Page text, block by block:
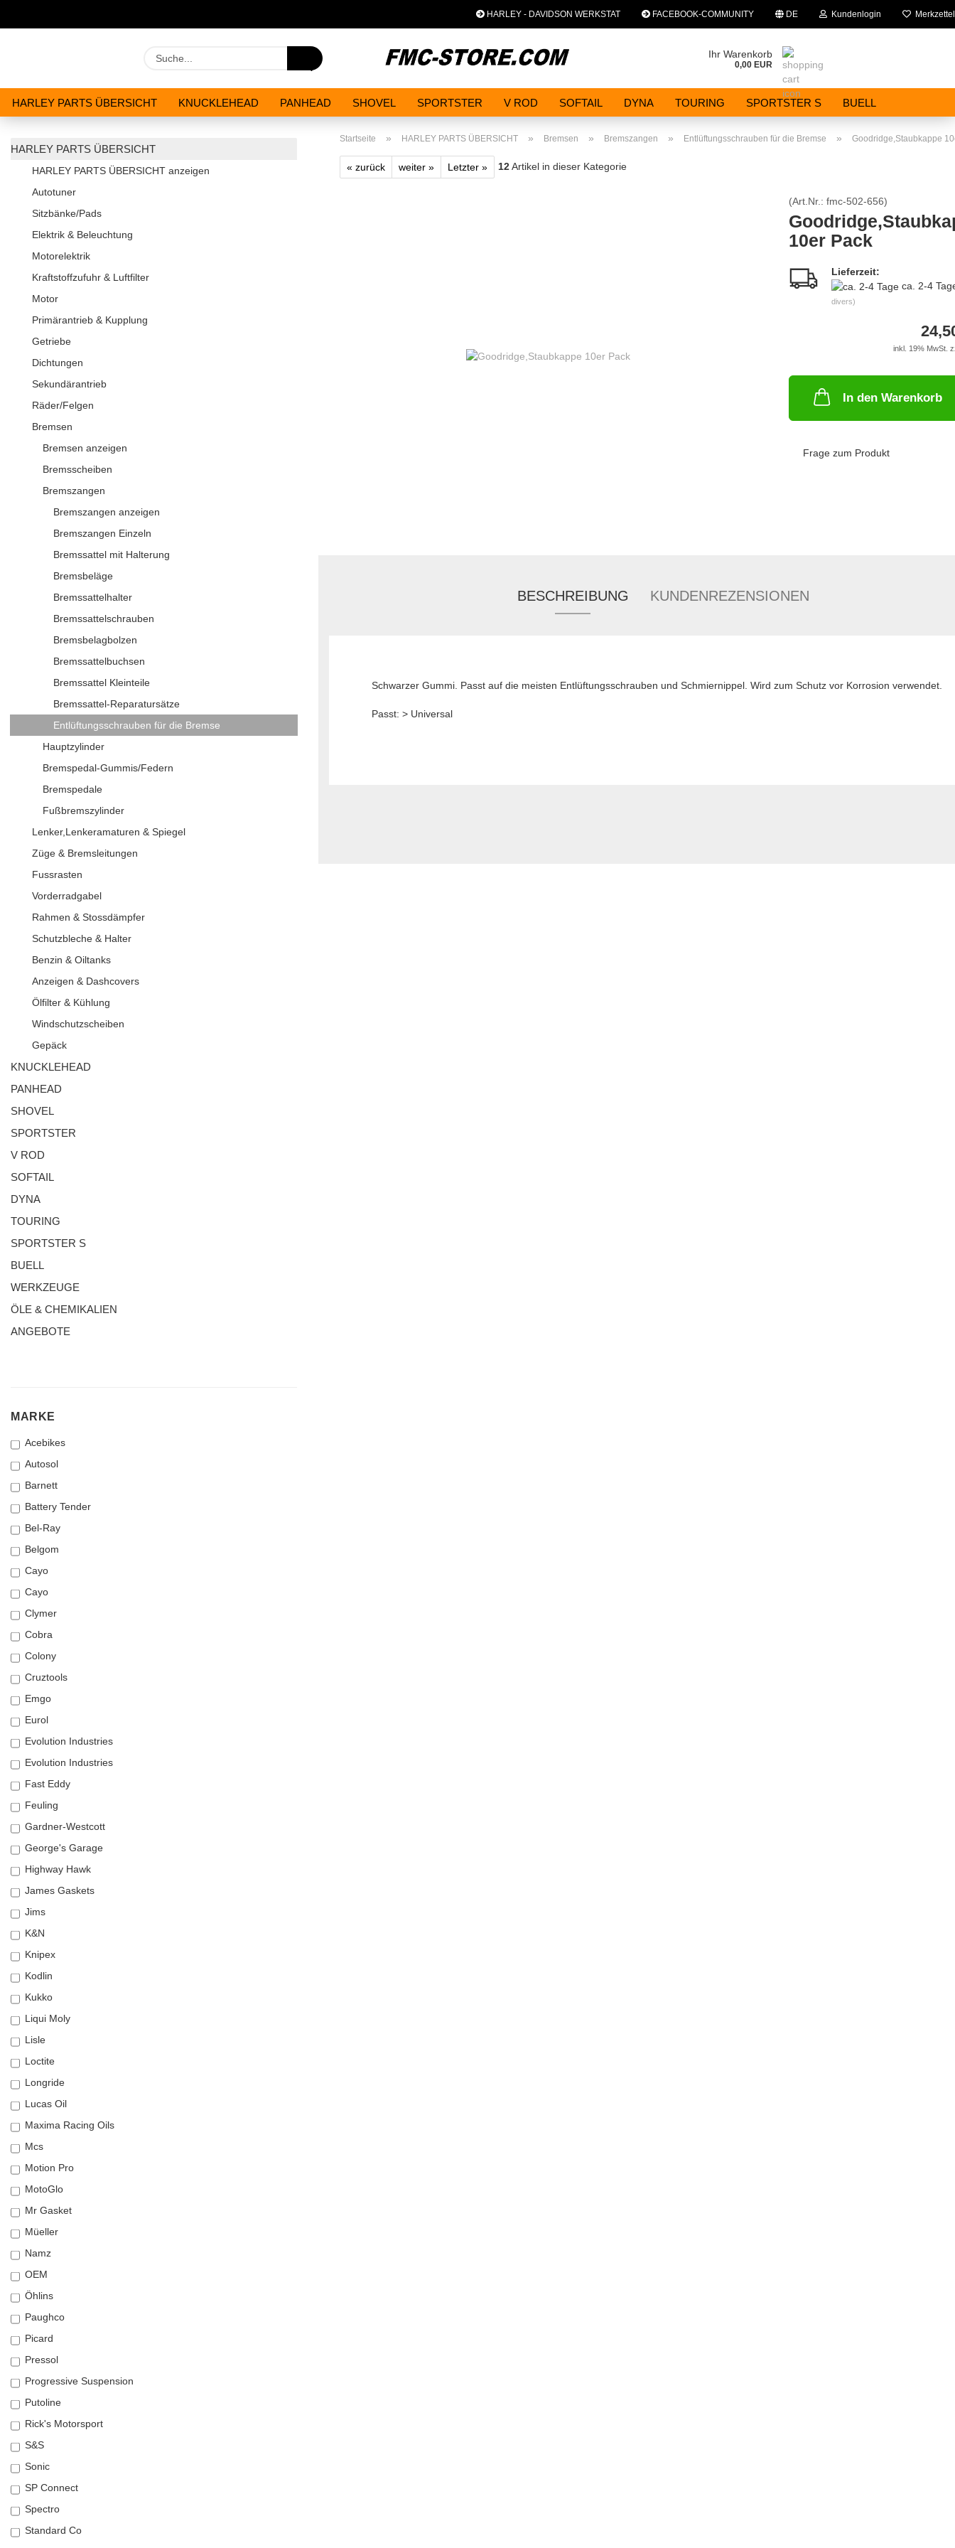
HARLEY - DAVIDSON WERKSTAT FACEBOOK-COMMUNITY DE Kundenlogin Merkzettel
Suche... Ihr Warenkorb
0,00 EUR
HARLEY PARTS ÜBERSICHT KNUCKLEHEAD PANHEAD SHOVEL SPORTSTER V ROD SOFTAIL DYNA TOURING SPORTSTER S BUELL
Startseite » HARLEY PARTS ÜBERSICHT » Bremsen » Bremszangen » Entlüftungsschrauben für die Bremse » Goodridge,Staubkappe
« zurück weiter » Letzter » 12Artikel in dieser Kategorie
(Art.Nr.: fmc-502-656)
10er Pack
Lieferzeit:
ca. 2-4
divers)
inkl. 19% MwSt.
In den Warenkorb
Frage zum Produkt
BESCHREIBUNG KUNDENREZENSIONEN
Schwarzer Gummi. Passt auf die meisten Entlüftungsschrauben und Schmiernippel. Wird zum Schutz vor Korrosion verwendet.
Passt: > Universal
HARLEY PARTS ÜBERSICHT
HARLEY PARTS ÜBERSICHT anzeigen
Autotuner
Sitzbänke/Pads
Elektrik & Beleuchtung
Motorelektrik
Kraftstoffzufuhr & Luftfilter
Motor
Primärantrieb & Kupplung
Getriebe
Dichtungen
Sekundärantrieb
Räder/Felgen
Bremsen
Bremsen anzeigen
Bremsscheiben
Bremszangen
Bremszangen anzeigen
Bremszangen Einzeln
Bremssattel mit Halterung
Bremsbeläge
Bremssattelhalter
Bremssattelschrauben
Bremsbelagbolzen
Bremssattelbuchsen
Bremssattel Kleinteile
Bremssattel-Reparatursätze
Entlüftungsschrauben für die Bremse
Hauptzylinder
Bremspedal-Gummis/Federn
Bremspedale
Fußbremszylinder
Lenker,Lenkeramaturen & Spiegel
Züge & Bremsleitungen
Fussrasten
Vorderradgabel
Rahmen & Stossdämpfer
Schutzbleche & Halter
Benzin & Oiltanks
Anzeigen & Dashcovers
Ölfilter & Kühlung
Windschutzscheiben
Gepäck
KNUCKLEHEAD
PANHEAD
SHOVEL
SPORTSTER
V ROD
SOFTAIL
DYNA
TOURING
SPORTSTER S
BUELL
WERKZEUGE
ÖLE & CHEMIKALIEN
ANGEBOTE
MARKE
MARKE
Acebikes
Autosol
Barnett
Battery Tender
Bel-Ray
Belgom
Cayo
Cayo
Clymer
Cobra
Colony
Cruztools
Emgo
Eurol
Evolution Industries
Evolution Industries
Fast Eddy
Feuling
Gardner-Westcott
George's Garage
Highway Hawk
James Gaskets
Jims
K&N
Knipex
Kodlin
Kukko
Liqui Moly
Lisle
Loctite
Longride
Lucas Oil
Maxima Racing Oils
Mcs
Motion Pro
MotoGlo
Mr Gasket
Müeller
Namz
OEM
Öhlins
Paughco
Picard
Pressol
Progressive Suspension
Putoline
Rick's Motorsport
S&S
Sonic
SP Connect
Spectro
Standard Co